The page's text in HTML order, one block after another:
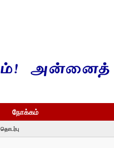
நோக்கம்
தொடர்பு